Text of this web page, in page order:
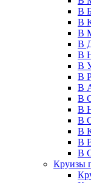
В
В
В
В
В
В
В
В
В
В
В
В
В
В
Круизы